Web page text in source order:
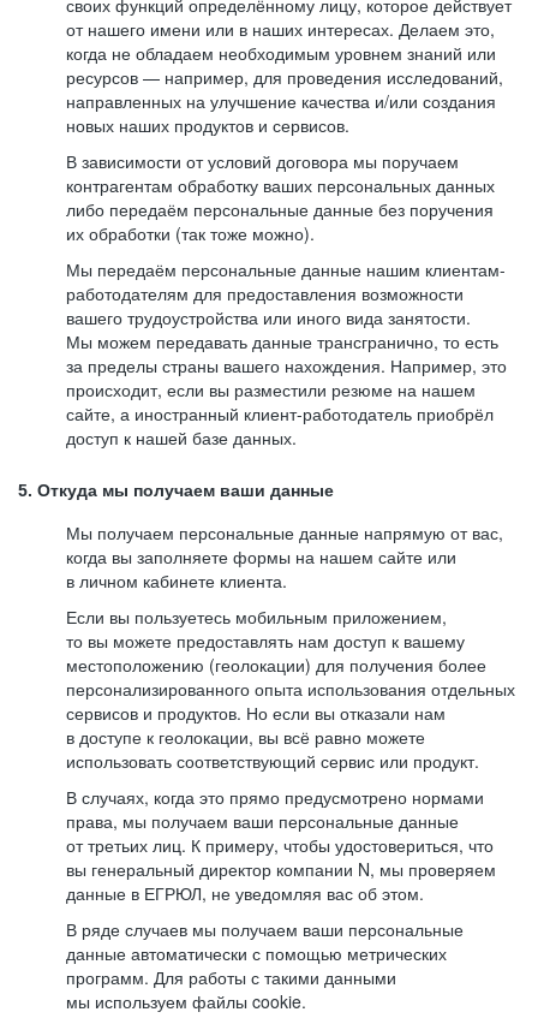
своих функций определённому лицу, которое действует
от нашего имени или в наших интересах. Делаем это,
когда не обладаем необходимым уровнем знаний или
ресурсов — например, для проведения исследований,
направленных на улучшение качества и/или создания
новых наших продуктов и сервисов.
В зависимости от условий договора мы поручаем
контрагентам обработку ваших персональных данных
либо передаём персональные данные без поручения
их обработки (так тоже можно).
Мы передаём персональные данные нашим клиентам-
работодателям для предоставления возможности
вашего трудоустройства или иного вида занятости.
Мы можем передавать данные трансгранично, то есть
за пределы страны вашего нахождения. Например, это
происходит, если вы разместили резюме на нашем
сайте, а иностранный клиент-работодатель приобрёл
доступ к нашей базе данных.
5. Откуда мы получаем ваши данные
Мы получаем персональные данные напрямую от вас,
когда вы заполняете формы на нашем сайте или
в личном кабинете клиента.
Если вы пользуетесь мобильным приложением,
то вы можете предоставлять нам доступ к вашему
местоположению (геолокации) для получения более
персонализированного опыта использования отдельных
сервисов и продуктов. Но если вы отказали нам
в доступе к геолокации, вы всё равно можете
использовать соответствующий сервис или продукт.
В случаях, когда это прямо предусмотрено нормами
права, мы получаем ваши персональные данные
от третьих лиц. К примеру, чтобы удостовериться, что
вы генеральный директор компании N, мы проверяем
данные в ЕГРЮЛ, не уведомляя вас об этом.
В ряде случаев мы получаем ваши персональные
данные автоматически с помощью метрических
программ. Для работы с такими данными
мы используем файлы cookie.